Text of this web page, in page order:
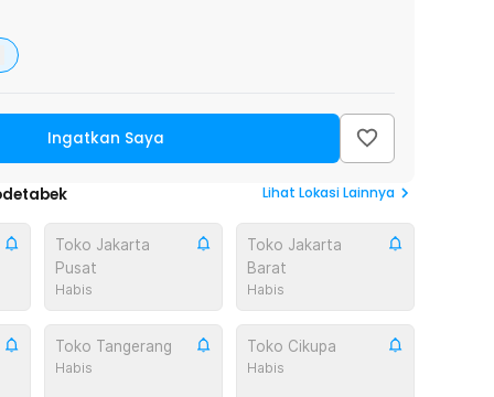
Ingatkan Saya
Lihat Lokasi Lainnya
Toko Jakarta
Pusat
Habis
Toko Jakarta
Barat
Habis
Toko Tangerang
Habis
Toko Cikupa
Habis